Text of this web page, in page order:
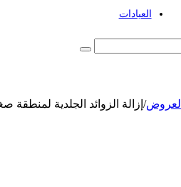
العيادات
العروض/ إزالة الزوائد الجلدية لمنطقة